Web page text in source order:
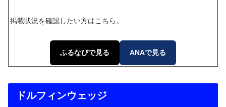
掲載状況を確認したい方はこちら。
ふるなびで見る ANAで見る
ドルフィンウェッジ